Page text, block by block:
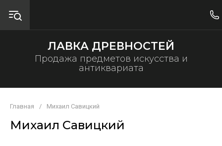
ЛАВКА ДРЕВНОСТЕЙ
Продажа предметов искусства и
антиквариата
Главная / Михаил Савицкий
Михаил Савицкий